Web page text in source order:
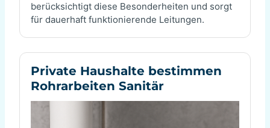
berücksichtigt diese Besonderheiten und sorgt
für dauerhaft funktionierende Leitungen.
Private Haushalte bestimmen
Rohrarbeiten Sanitär